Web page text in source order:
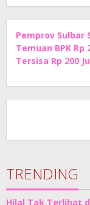
Pemprov Sulbar
Temuan BPK Rp
Tersisa Rp 200
TRENDING
Hilal Tak Terlihat